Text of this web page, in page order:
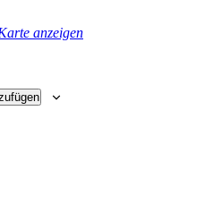
anzeigen